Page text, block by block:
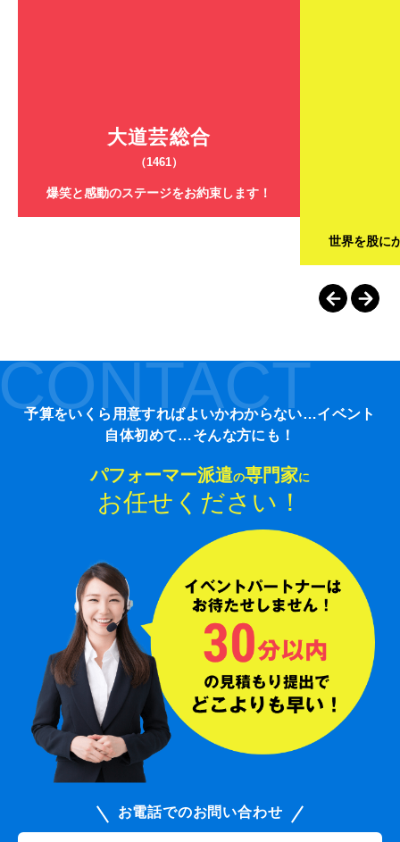
大道芸総合
（1461）
爆笑と感動のステージをお約束します！
世界を股に
予算をいくら用意すればよいかわからない…イベント
自体初めて…そんな方にも！
パフォーマー派遣の専門家に
お任せください！
お電話でのお問い合わせ